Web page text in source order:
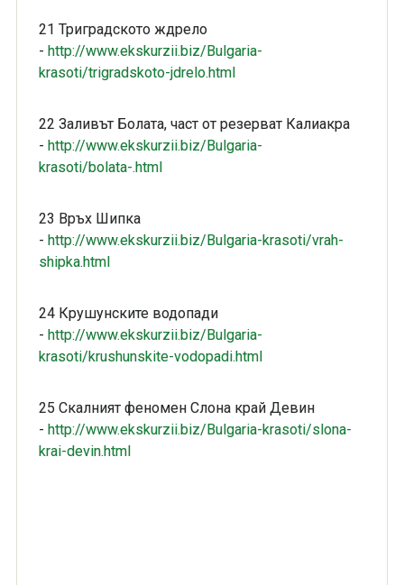
21 Триградското ждрело
- http://www.ekskurzii.biz/Bulgaria-
krasoti/trigradskoto-jdrelo.html
22 Заливът Болата, част от резерват Калиакра
- http://www.ekskurzii.biz/Bulgaria-
krasoti/bolata-.html
23 Връх Шипка
- http://www.ekskurzii.biz/Bulgaria-krasoti/vrah-
shipka.html
24 Крушунските водопади
- http://www.ekskurzii.biz/Bulgaria-
krasoti/krushunskite-vodopadi.html
25 Скалният феномен Слона край Девин
- http://www.ekskurzii.biz/Bulgaria-krasoti/slona-
krai-devin.html